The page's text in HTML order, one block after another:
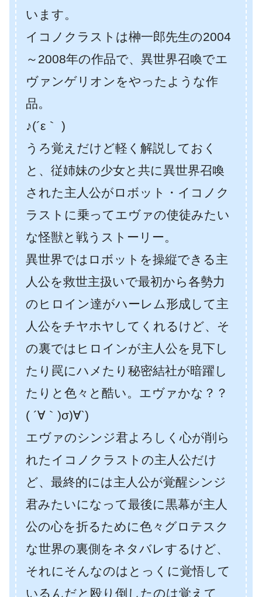
います。
イコノクラストは榊一郎先生の2004
～2008年の作品で、異世界召喚でエ
ヴァンゲリオンをやったような作
品。
♪(´ε｀ )
うろ覚えだけど軽く解説しておく
と、従姉妹の少女と共に異世界召喚
された主人公がロボット・イコノク
ラストに乗ってエヴァの使徒みたい
な怪獣と戦うストーリー。
異世界ではロボットを操縦できる主
人公を救世主扱いで最初から各勢力
のヒロイン達がハーレム形成して主
人公をチヤホヤしてくれるけど、そ
の裏ではヒロインが主人公を見下し
たり罠にハメたり秘密結社が暗躍し
たりと色々と酷い。エヴァかな？？
( ´∀｀)σ)∀`)
エヴァのシンジ君よろしく心が削ら
れたイコノクラストの主人公だけ
ど、最終的には主人公が覚醒シンジ
君みたいになって最後に黒幕が主人
公の心を折るために色々グロテスク
な世界の裏側をネタバレするけど、
それにそんなのはとっくに覚悟して
いるんだと殴り倒したのは覚えて